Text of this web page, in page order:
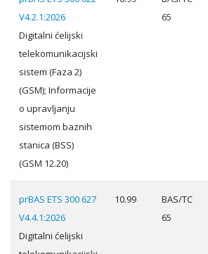
V4.2.1:2026
Digitalni ćelijski
telekomunikacijski
sistem (Faza 2)
(GSM); Informacije
o upravljanju
sistemom baznih
stanica (BSS)
(GSM 12.20)
65
prBAS ETS 300 627
V4.4.1:2026
Digitalni ćelijski
10.99
BAS/TC
65